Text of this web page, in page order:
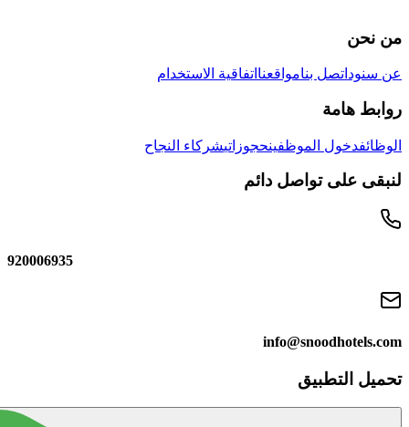
بنا مواقعنااتفاقية الاستخدام
حجوزاتيشركاء النجاح
دائم